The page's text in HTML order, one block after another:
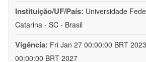
Instituição/UF/País: Universidade
Catarina - SC - Brasil
Vigência: Fri Jan 27 00:00:00 BRT
00:00:00 BRT 2027